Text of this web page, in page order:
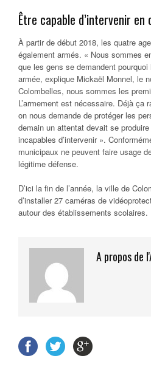
Être capable d’intervenir en
À partir de début 2018, les quatre
également armés. « Nous sommes
que les gens se demandent
armée, explique Mickaël Monnel, le
Colombelles, nous sommes les
L’armement est nécessaire. Déjà ça
on nous demande de protéger les
demain un attentat devait se
incapables d’intervenir ».
municipaux ne peuvent faire usage
légitime défense.
D’ici la fin de l’année, la ville de
d’installer27 caméras de
autour des établissements scolaires.
A propos de